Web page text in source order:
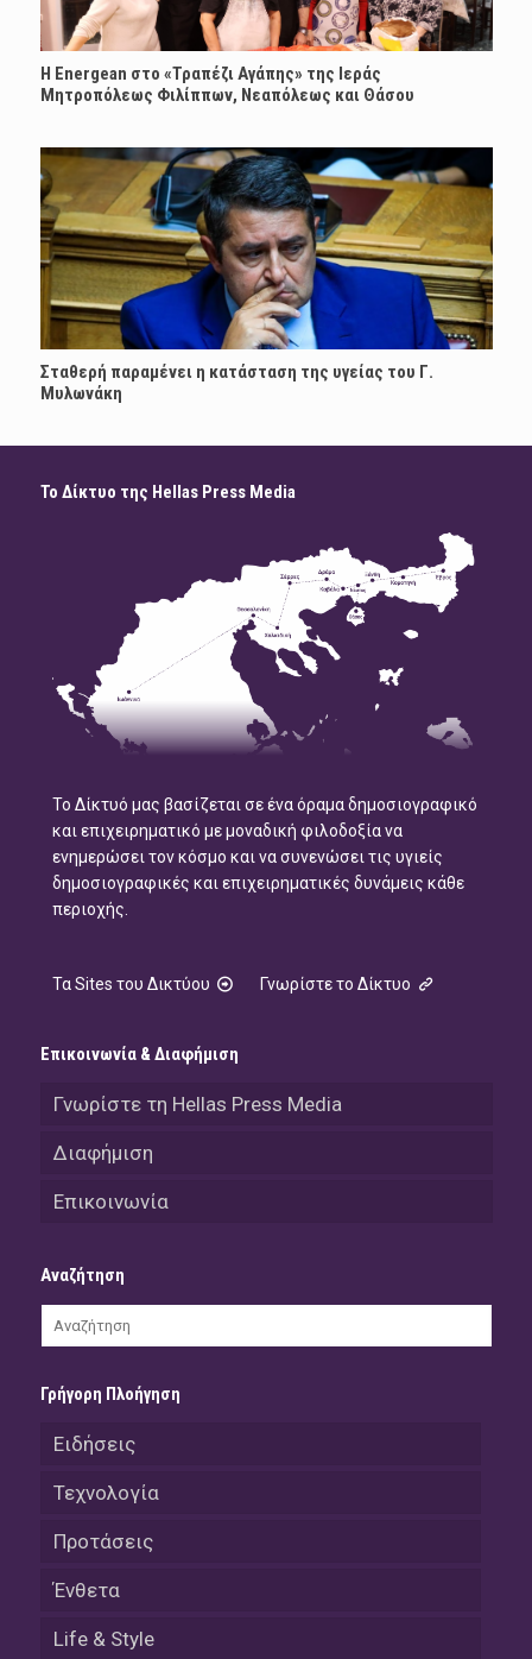
H Energean στο «Τραπέζι Αγάπης» της Ιεράς
Μητροπόλεως Φιλίππων, Νεαπόλεως και Θάσου
Σταθερή παραμένει η κατάσταση της υγείας του Γ.
Μυλωνάκη
Το Δίκτυο της Hellas Press Media
Το Δίκτυό μας βασίζεται σε ένα όραμα δημοσιογραφικό
και επιχειρηματικό με μοναδική φιλοδοξία να
ενημερώσει τον κόσμο και να συνενώσει τις υγιείς
δημοσιογραφικές και επιχειρηματικές δυνάμεις κάθε
περιοχής.
Τα Sites του Δικτύου Γνωρίστε το Δίκτυο
Επικοινωνία & Διαφήμιση
Γνωρίστε τη Hellas Press Media
Διαφήμιση
Επικοινωνία
Αναζήτηση
Γρήγορη Πλοήγηση
Ειδήσεις
Τεχνολογία
Προτάσεις
Ένθετα
Life & Style